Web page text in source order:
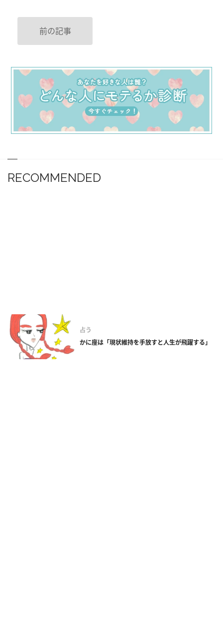
前の記事
RECOMMENDED
占う
かに座は「現状維持を手放すと人生が飛躍する」